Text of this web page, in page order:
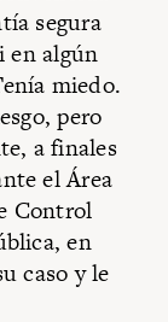
segura
en algún
miedo.
pero
a finales
el Área
Control
en
caso y le